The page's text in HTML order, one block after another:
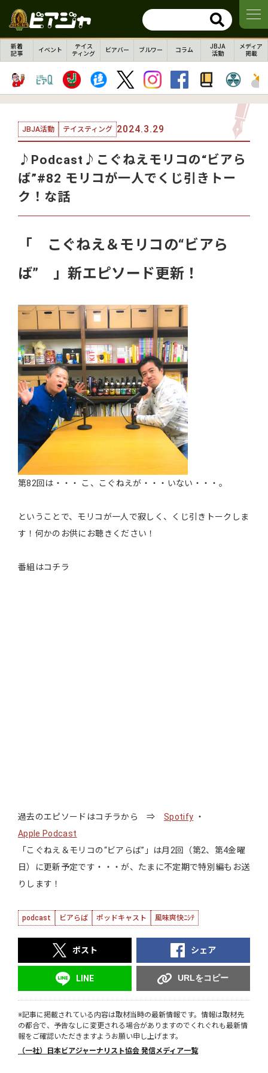
新着
記事
イベント
テイス
ティング
ビアバー ブルワー コラム
JBJA
活動
メディア
掲載
JBJA活動 テイスティング 2024.3.29
♪Podcast♪こぐねえモリコの“ビアら
ば”#82 モリコが一人でくじ引きトー
ク！な話
「 こぐねえ＆モリコの“ビアら
ば” 」新エピソード更新！
第82回は・・・ こ、こぐねえが・・・いない・・・。
ということで、モリコが一人で寂しく、くじ引きトークしま
す！何かのお供にお聴きください！
番組はコチラ
過去のエピソードはコチラから ⇒ Spotify ・
Apple Podcast
「こぐねえ＆モリコの“ビアらば”」は月2回（第2、第4金曜
日）に更新予定です・・・が、たまに不定期で特別編もお送
りします！
podcast ビアらば ポッドキャスト 風味爽快ﾆｼﾃ
ポスト シェア
LINE URLをコピー
※記事に掲載されている内容は取材当時の最新情報です。情報は取材先
の都合で、予告なしに変更される場合がありますのでくれぐれも最新情
報をご確認いただきますようお願い申し上げます。
（一社）日本ビアジャーナリスト協会 発信メディア一覧